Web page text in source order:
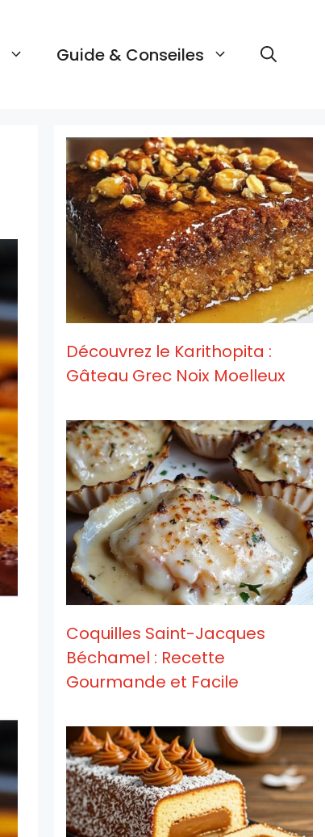
Guide & Conseiles
Découvrez le Karithopita :
Gâteau Grec Noix Moelleux
Coquilles Saint-Jacques
Béchamel : Recette
Gourmande et Facile